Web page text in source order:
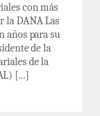
con más
la DANA Las
años para su
de la
de la
[...]